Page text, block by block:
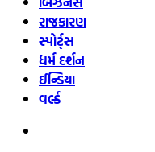
રાજકારણ
સ્પોર્ટ્સ
ધર્મ દર્શન
ઈન્ડિયા
વર્લ્ડ